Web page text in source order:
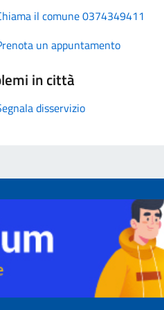
il comune 0374349411
un appuntamento
in città
disservizio